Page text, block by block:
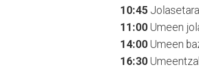
10:45
11:00 Umeen
14:00 Umeen
16:30